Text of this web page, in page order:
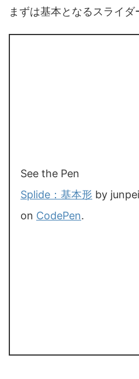
まずは基本となるスライダ
See the Pen
Splide：基本形 by
on CodePen.